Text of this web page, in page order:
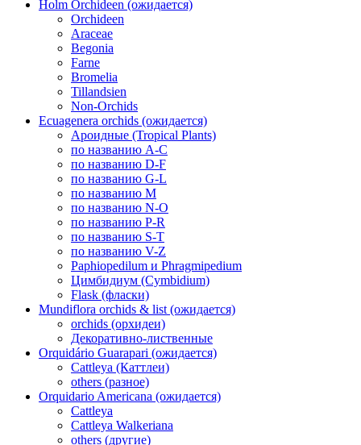
Holm Orchideen (ожидается)
Orchideen
Araceae
Begonia
Farne
Bromelia
Tillandsien
Non-Orchids
Ecuagenera orchids (ожидается)
Ароидные (Tropical Plants)
по названию A-C
по названию D-F
по названию G-L
по названию M
по названию N-O
по названию P-R
по названию S-T
по названию V-Z
Paphiopedilum и Phragmipedium
Цимбидиум (Cymbidium)
Flask (фласки)
Mundiflora orchids & list (ожидается)
orchids (орхидеи)
Декоративно-лиственные
Orquidário Guarapari (ожидается)
Cattleya (Каттлеи)
others (разное)
Orquidario Americana (ожидается)
Cattleya
Cattleya Walkeriana
others (другие)